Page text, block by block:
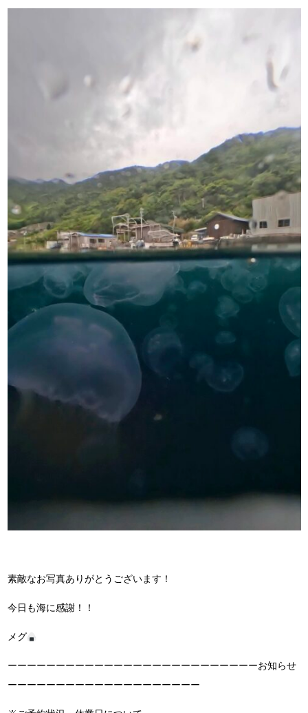
素敵なお写真ありがとうございます！
今日も海に感謝！！
メグ
ーーーーーーーーーーーーーーーーーーーーーーーーーーお知らせ
ーーーーーーーーーーーーーーーーーーーー